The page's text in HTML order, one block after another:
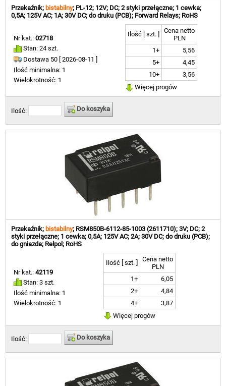
Przekaźnik; bistabilny; PL-12; 12V; DC; 2 styki przełączne; 1 cewka;
0,5A; 125V AC; 1A; 30V DC; do druku (PCB); Forward Relays; RoHS
Nr kat.:02718
Stan: 24 szt.
Dostawa 50 [2026-08-11 ]
Ilość minimalna: 1
Wielokrotność: 1
Ilość [ szt. ]
Cena netto
PLN
1+
5,56
5+
4,45
10+
3,56
Więcej progów
Ilość: Do koszyka
Przekaźnik; bistabilny; RSM850B-6112-85-1003 (2611710); 3V; DC; 2
styki przełączne; 1 cewka; 0,5A; 125V AC; 2A; 30V DC; do druku (PCB);
do gniazda; Relpol; RoHS
Nr kat.:42119
Stan: 3 szt.
Ilość minimalna: 1
Wielokrotność: 1
Ilość [ szt. ]
Cena netto
PLN
1+
6,05
2+
4,84
4+
3,87
Więcej progów
Ilość: Do koszyka